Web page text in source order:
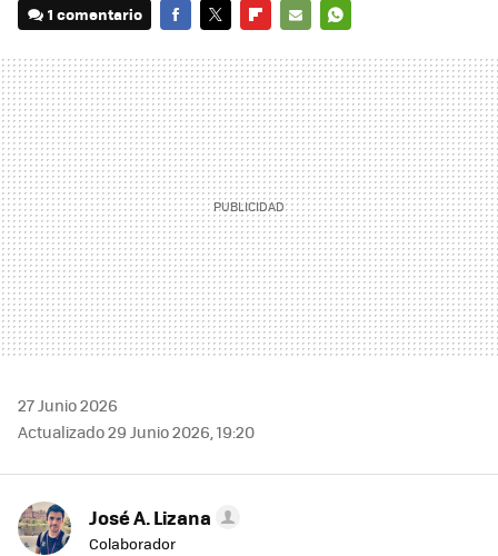
1 comentario
MAIL
27 Junio 2026
Actualizado 29 Junio 2026, 19:20
José A. Lizana
Colaborador